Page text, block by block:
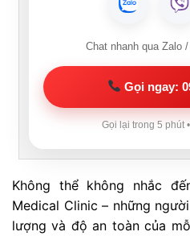
Chat nhanh qua Zalo
Gọi ngay:
Gọi lại trong 5 phút
Không thể không nhắc
Medical Clinic – những
lượng và độ an toàn của